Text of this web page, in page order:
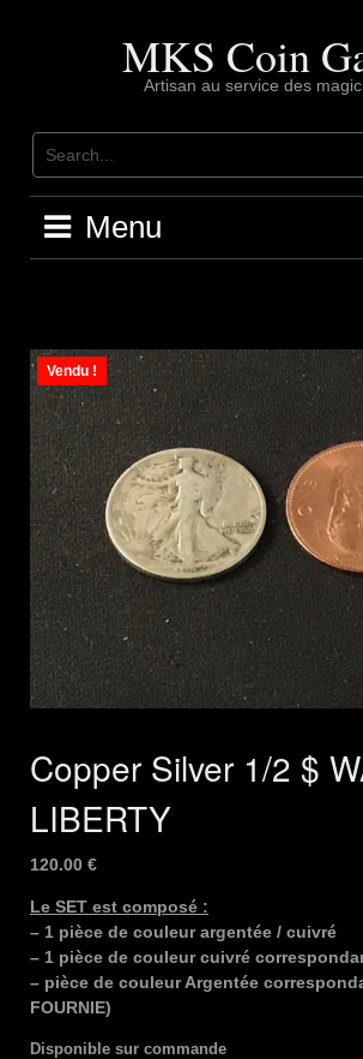
MKS Coin
Artisan au service des
Menu
Vendu !
Copper Silver 1/2 $
LIBERTY
120.00 €
Le SET est composé :
– 1 pièce de couleur argentée / cuivré
– 1 pièce de couleur cuivré
– pièce de couleur Argentée
FOURNIE)
Disponible sur commande